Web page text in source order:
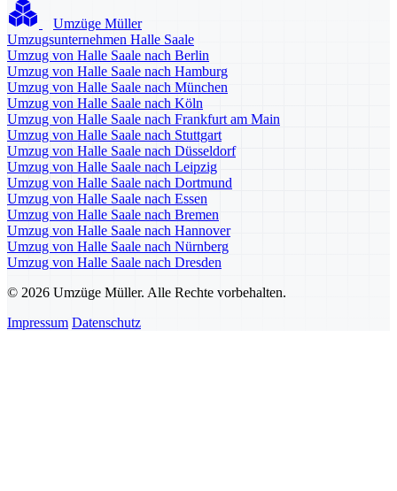
Umzüge Müller
Umzugsunternehmen Halle Saale
Umzug von Halle Saale nach Berlin
Umzug von Halle Saale nach Hamburg
Umzug von Halle Saale nach München
Umzug von Halle Saale nach Köln
Umzug von Halle Saale nach Frankfurt am Main
Umzug von Halle Saale nach Stuttgart
Umzug von Halle Saale nach Düsseldorf
Umzug von Halle Saale nach Leipzig
Umzug von Halle Saale nach Dortmund
Umzug von Halle Saale nach Essen
Umzug von Halle Saale nach Bremen
Umzug von Halle Saale nach Hannover
Umzug von Halle Saale nach Nürnberg
Umzug von Halle Saale nach Dresden
© 2026 Umzüge Müller. Alle Rechte vorbehalten.
Impressum Datenschutz